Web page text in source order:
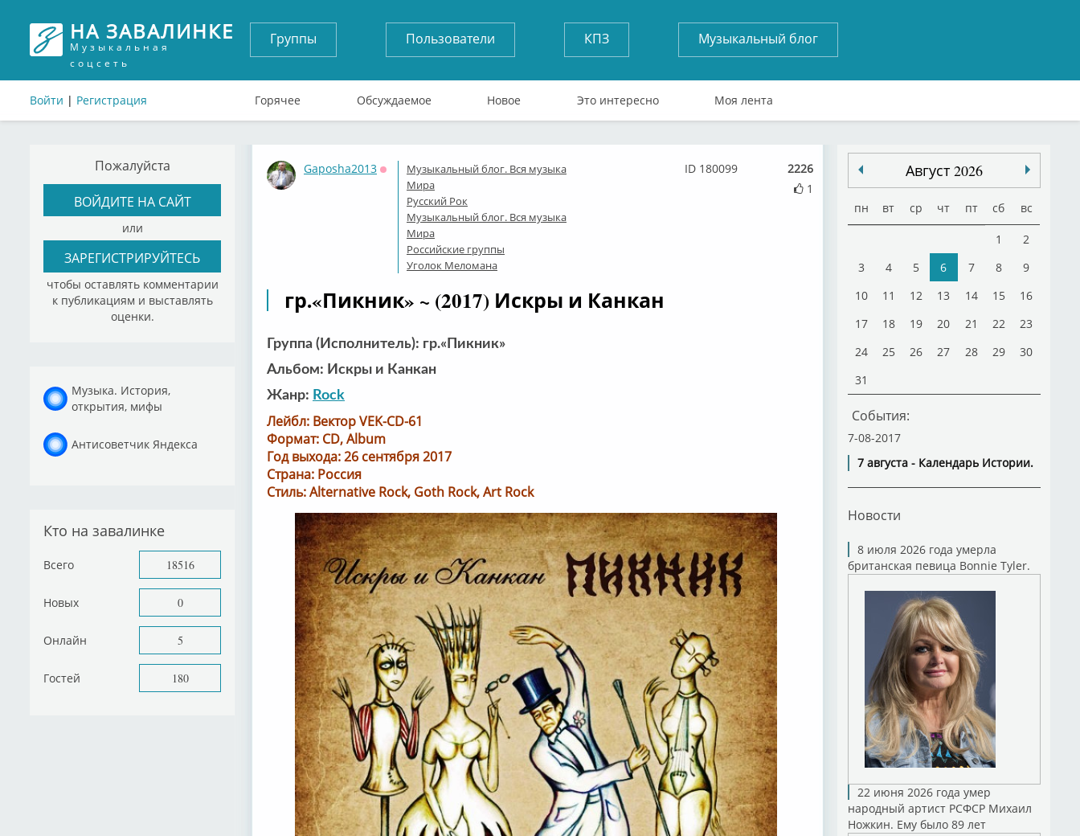
НА ЗАВАЛИНКЕ
Музыкальная
соцсеть
Войти | Регистрация
Группы Пользователи КПЗ Музыкальный блог
Горячее Обсуждаемое Новое Это интересно Моя лента
Пожалуйста
ВОЙДИТЕ НА САЙТ
или
ЗАРЕГИСТРИРУЙТЕСЬ
чтобы оставлять комментарии
к публикациям и выставлять
оценки.
Музыка. История,
открытия, мифы
Антисоветчик Яндекса
Кто на завалинке
Всего 18516
Новых 0
Онлайн 5
Гостей 180
Gaposha2013
Оффлайн
Музыкальный блог. Вся музыка
Мира
Русский Рок
Музыкальный блог. Вся музыка
Мира
Российские группы
Уголок Меломана
2226
1
ID 180099
гр.«Пикник» ~ (2017) Искры и Канкан
Группа (Исполнитель): гр.«Пикник»
Альбом: Искры и Канкан
Жанр: Rock
Лейбл: Вектор VEK-CD-61
Формат: CD, Album
Год выхода: 26 сентября 2017
Страна: Россия
Стиль: Alternative Rock, Goth Rock, Art Rock
Август 2026
пн вт ср чт пт сб вс
1
2
3
4 5 6 7 8
9
10
11 12 13 14 15
16
17
18 19 20 21 22
23
24
25 26 27 28 29
30
31
События:
7-08-2017
7 августа - Календарь Истории.
Новости
8 июля 2026 года умерла
британская певица Bonnie Tyler.
22 июня 2026 года умер
народный артист РСФСР Михаил
Ножкин. Ему было 89 лет